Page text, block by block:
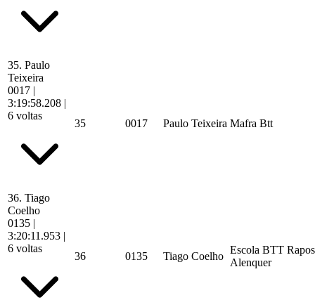
35. Paulo
Teixeira
0017 |
3:19:58.208 |
6 voltas
35 0017 Paulo Teixeira Mafra Btt
36. Tiago
Coelho
0135 |
3:20:11.953 |
6 voltas
36 0135 Tiago Coelho
Escola BTT
Alenquer